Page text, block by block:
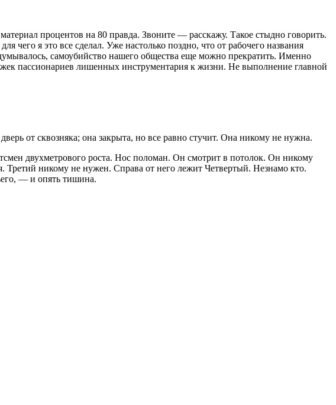
процентов на 80 правда. Звоните — расскажу. Такое стыдно говорить.
я это все сделал. Уже настолько поздно, что от рабочего названия
самоубийство нашего общества еще можно прекратить. Именно
пассионариев лишенных инструментария к жизни. Не выполнение главной
от сквозняка; она закрыта, но все равно стучит. Она никому не нужна.
двухметрового роста. Нос поломан. Он смотрит в потолок. Он никому
никому не нужен. Справа от него лежит Четвертый. Незнамо кто.
— и опять тишина.